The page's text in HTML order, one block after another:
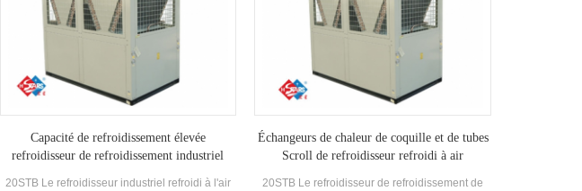
eaux usées domestiques, économiser de
l'énergie et protéger le Environnement.Energy
L'épargne est de 30% ~ 50% comparé à la
méthode de chauffage conventionnel, qui peut
réduire considérablement l'opération Coût.
préparée pour répondre à la demande d'eau
chaude entre 35-55 ° c. Fonction de chauffage,
adaptée à l'alimentation en air direct ou au
rayonnement du sol Chauffage.
Capacité de refroidissement élevée
refroidisseur de refroidissement industriel
20STB Le refroidisseur industriel refroidi à l'air
Échangeurs de chaleur de coquille et de tubes
Scroll de refroidisseur refroidi à air
20STB Le refroidisseur de refroidissement de